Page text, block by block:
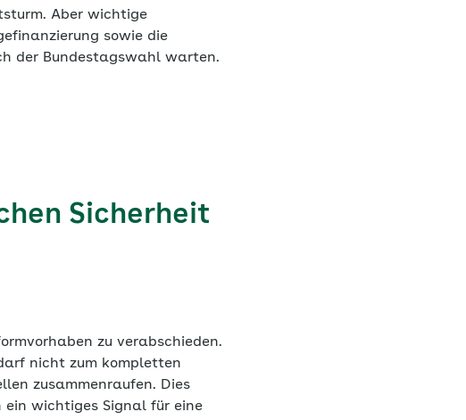
Aber wichtige
sowie die
der Bundestagswahl warten.
Sicherheit
zu verabschieden.
nicht zum kompletten
zusammenraufen. Dies
ein wichtiges Signal für eine